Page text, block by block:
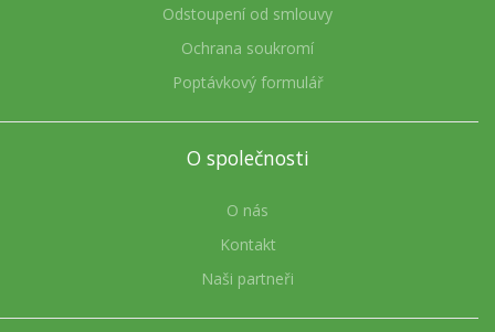
Odstoupení od smlouvy
Ochrana soukromí
Poptávkový formulář
O společnosti
O nás
Kontakt
Naši partneři